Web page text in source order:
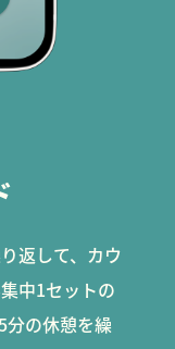
返して、カウ
中1セットの
分の休憩を繰